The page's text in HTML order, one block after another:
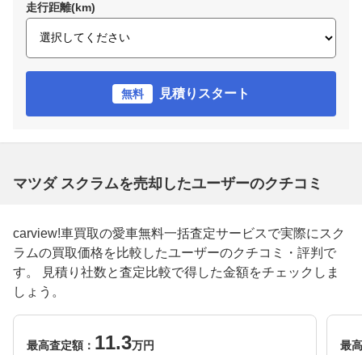
走行距離(km)
無料 見積りスタート
マツダ スクラムを売却したユーザーのクチコミ
carview!車買取の愛車無料一括査定サービスで実際にスク
ラムの買取価格を比較したユーザーのクチコミ・評判で
す。 見積り社数と査定比較で得した金額をチェックしま
しょう。
最高査定額： 11.3万円
最